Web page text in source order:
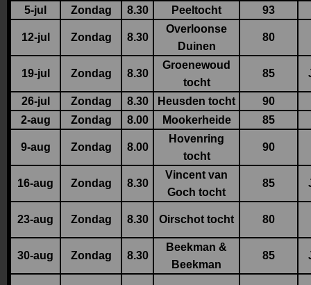
5-jul Zondag 8.30 Peeltocht 93
12-jul Zondag 8.30
Overloonse
Duinen
80
19-jul Zondag 8.30
Groenewoud
tocht
85
26-jul Zondag 8.30 Heusden tocht
90
2-aug
Zondag 8.00 Mookerheide 85
9-aug Zondag 8.00
Hovenring
tocht
90
16-aug Zondag 8.30
Vincent van
Goch tocht
85
23-aug Zondag 8.30 Oirschot tocht 80
30-aug Zondag 8.30
Beekman &
Beekman
85